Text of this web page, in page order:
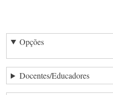
Opções
Docentes/Educadores